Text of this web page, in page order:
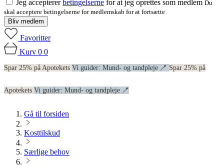
Jeg acceptererbetingelserne for at jeg oprettes som medlem Du
skal acceptere betingelserne for medlemskab for at fortsætte
Bliv medlem
Favoritter
Kurv 0 0
Spar 25% på Apotekets Vi guider: Mund- og tandpleje 🪥 Spar 25% på
Apotekets Vi guider: Mund- og tandpleje 🪥
Gå til forsiden
Kosttilskud
Særlige behov